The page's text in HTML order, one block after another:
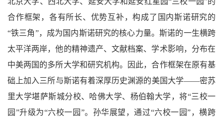
合作框架，各有所长、优势互补，构成了国内斯诺研究的
“铁三角”，成为国内斯诺研究的核心力量。斯诺的一生横跨
太平洋两岸，他的精神遗产、文献档案、学术影响，分布在
中美两国的多所大学和研究机构。因此，合作框架在原有基
础上加入三所与斯诺有着深厚历史渊源的美国大学——密苏
里大学堪萨斯城分校、哈佛大学、杨伯翰大学，将“三校一
园”升级为“六校一园”。孙华展望，通过“六校一园”，横跨